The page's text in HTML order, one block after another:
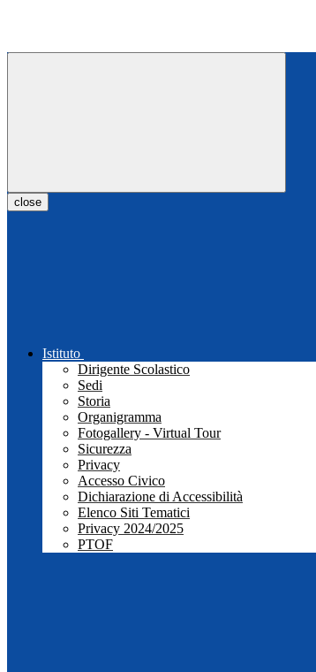
close
Istituto
Dirigente Scolastico
Sedi
Storia
Organigramma
Fotogallery - Virtual Tour
Sicurezza
Privacy
Accesso Civico
Dichiarazione di Accessibilità
Elenco Siti Tematici
Privacy 2024/2025
PTOF